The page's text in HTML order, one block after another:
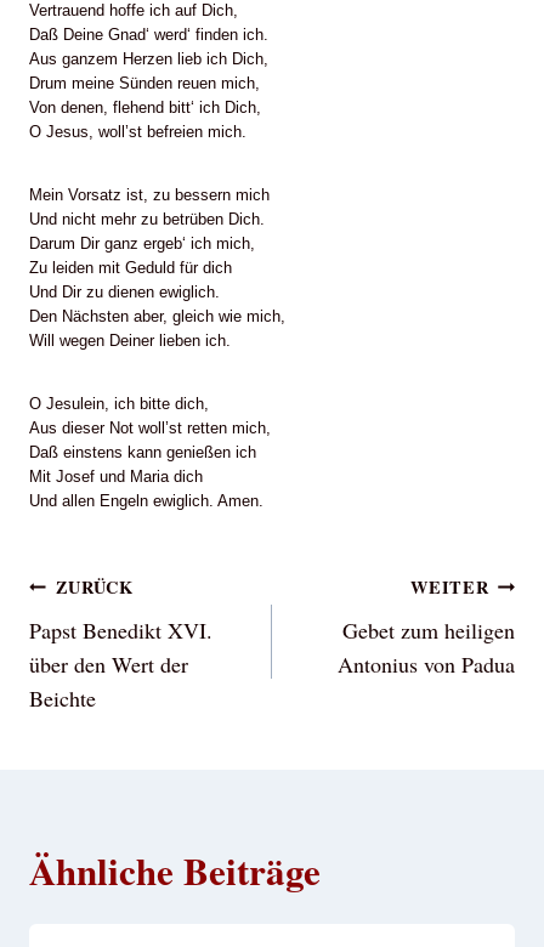
Vertrauend hoffe ich auf Dich,
Daß Deine Gnad‘ werd‘ finden ich.
Aus ganzem Herzen lieb ich Dich,
Drum meine Sünden reuen mich,
Von denen, flehend bitt‘ ich Dich,
O Jesus, woll’st befreien mich.
Mein Vorsatz ist, zu bessern mich
Und nicht mehr zu betrüben Dich.
Darum Dir ganz ergeb‘ ich mich,
Zu leiden mit Geduld für dich
Und Dir zu dienen ewiglich.
Den Nächsten aber, gleich wie mich,
Will wegen Deiner lieben ich.
O Jesulein, ich bitte dich,
Aus dieser Not woll’st retten mich,
Daß einstens kann genießen ich
Mit Josef und Maria dich
Und allen Engeln ewiglich. Amen.
Beitragsnavigation
ZURÜCK
Papst Benedikt XVI.
über den Wert der
Beichte
WEITER
Gebet zum heiligen
Antonius von Padua
Ähnliche Beiträge